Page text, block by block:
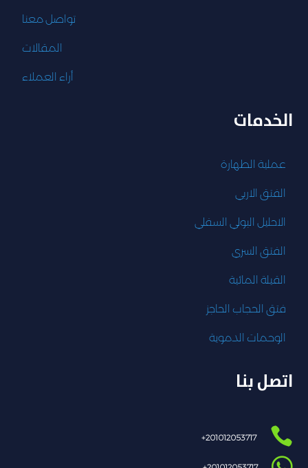
اتصل بنا

201012053717+
الخدمات
عملية الطهارة
الفتق الاربي
الاحليل البولي السفلي
الفتق السري
القيلة المائية
فتق الحجاب الحاجز
الوحمات الدموية
تواصل معنا
المقالات
أراء العملاء